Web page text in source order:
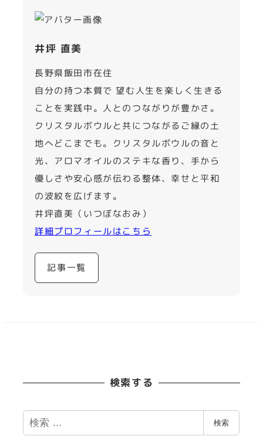
井坪 直美
長野県飯田市在住
自分の持つ本質で 望む人生を楽しく生きる
ことを実践中。人とのつながりが豊かさ。
クリスタルボウルと共につながるご縁の土
地へどこまでも。クリスタルボウルの音と
光、アロマオイルのステキな香り、手から
優しさや安心感が伝わる整体、幸せと平和
の波紋を広げます。
井坪直美（いつぼなおみ）
詳細プロフィールはこちら
記事一覧
検索する
検
索
検索